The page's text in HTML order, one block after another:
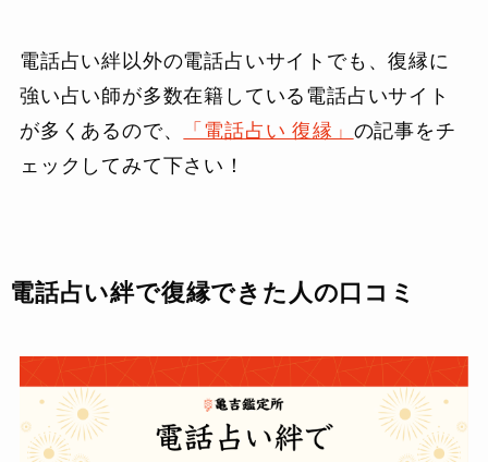
電話占い絆以外の電話占いサイトでも、復縁に
強い占い師が多数在籍している電話占いサイト
が多くあるので、
「電話占い 復縁」 の記事をチ
ェックしてみて下さい！
電話占い絆で復縁できた人の口コミ